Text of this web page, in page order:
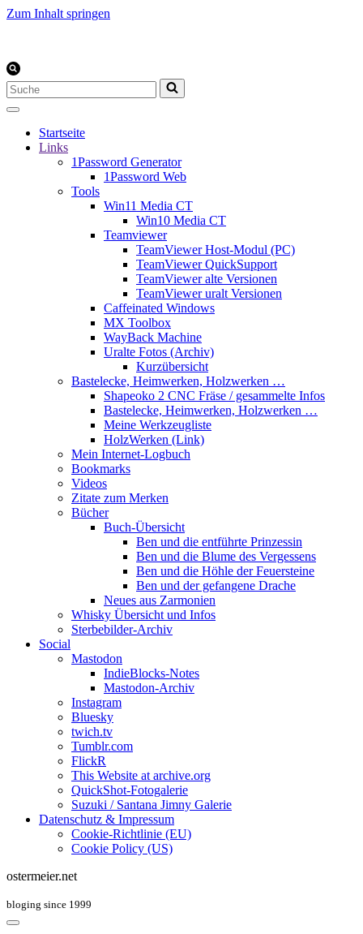
Zum Inhalt springen
Suchen
nach …
Startseite
Links
1Password Generator
1Password Web
Tools
Win11 Media CT
Win10 Media CT
Teamviewer
TeamViewer Host-Modul (PC)
TeamViewer QuickSupport
TeamViewer alte Versionen
TeamViewer uralt Versionen
Caffeinated Windows
MX Toolbox
WayBack Machine
Uralte Fotos (Archiv)
Kurzübersicht
Bastelecke, Heimwerken, Holzwerken …
Shapeoko 2 CNC Fräse / gesammelte Infos
Bastelecke, Heimwerken, Holzwerken …
Meine Werkzeugliste
HolzWerken (Link)
Mein Internet-Logbuch
Bookmarks
Videos
Zitate zum Merken
Bücher
Buch-Übersicht
Ben und die entführte Prinzessin
Ben und die Blume des Vergessens
Ben und die Höhle der Feuersteine
Ben und der gefangene Drache
Neues aus Zarmonien
Whisky Übersicht und Infos
Sterbebilder-Archiv
Social
Mastodon
IndieBlocks-Notes
Mastodon-Archiv
Instagram
Bluesky
twich.tv
Tumblr.com
FlickR
This Website at archive.org
QuickShot-Fotogalerie
Suzuki / Santana Jimny Galerie
Datenschutz & Impressum
Cookie-Richtlinie (EU)
Cookie Policy (US)
ostermeier.net
bloging since 1999